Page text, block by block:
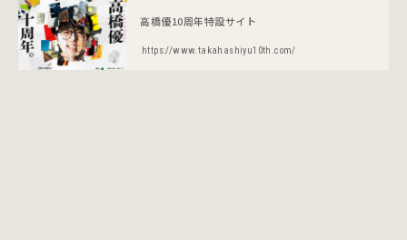
高橋優10周年特設サイト
https://www.takahashiyu10th.com/